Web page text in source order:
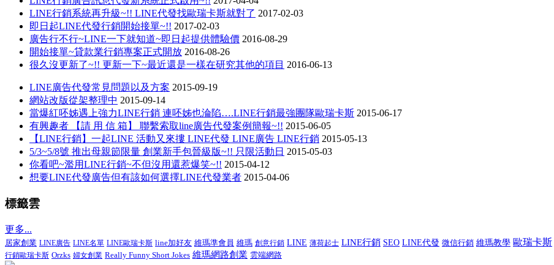
LINE行銷系統再升級~!! LINE代發找歐瑞卡斯就對了 2017-02-03
即日起LINE代發行銷開始接單~!! 2017-02-03
廣告行不行~LINE一下就知道~即日起提供體驗價 2016-08-29
開始接單~貸款業行銷專案正式開放 2016-08-26
很久沒更新了~!! 更新一下~最近還是一樣在研究其他的項目 2016-06-13
LINE廣告代發常見問題以及方案 2015-09-19
網站改版從架整理中 2015-09-14
當爆紅呸姊遇上強力LINE行銷 連呸姊也淪陷….LINE行銷最強團隊歐瑞卡斯 2015-06-17
有興趣者 【請 用 信 箱】 聯繫索取line廣告代發案例簡報~!! 2015-06-05
【LINE行銷】一起LINE 活動又來摟 LINE代發 LINE廣告 LINE行銷 2015-05-13
5/3~5/8號 推出母親節限量 創業新手包晉級版~!! 只限活動日 2015-05-03
你看吧~濫用LINE行銷~不但沒用還惹爆笑~!! 2015-04-12
想要LINE代發廣告但有該如何選擇LINE代發業者 2015-04-06
標籤雲
更多...
居家創業 LINE廣告 LINE名單 LINE歐瑞卡斯 line加好友 維瑪準會員 維瑪 創意行銷 LINE 薄荷起士 LINE行銷 SEO LINE代發 微信行銷 維瑪教學 歐瑞卡斯
行銷歐瑞卡斯 Orzks 婦女創業 Really Funny Short Jokes 維瑪網路創業 雲端網路